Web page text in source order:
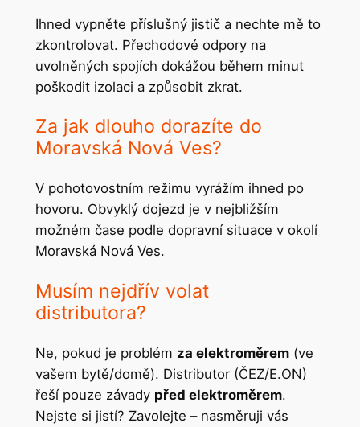
Ihned vypněte příslušný jistič a nechte mě to
zkontrolovat. Přechodové odpory na
uvolněných spojích dokážou během minut
poškodit izolaci a způsobit zkrat.
Za jak dlouho dorazíte do
Moravská Nová Ves?
V pohotovostním režimu vyrážím ihned po
hovoru. Obvyklý dojezd je v nejbližším
možném čase podle dopravní situace v okolí
Moravská Nová Ves.
Musím nejdřív volat
distributora?
Ne, pokud je problém za elektroměrem(ve
vašem bytě/domě). Distributor (ČEZ/E.ON)
řeší pouze závady před elektroměrem.
Nejste si jistí? Zavolejte – nasměruji vás